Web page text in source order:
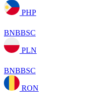
PHP
BNBBSC
PLN
BNBBSC
RON